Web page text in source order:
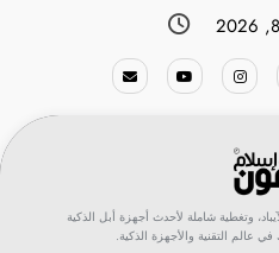
وتغطية شاملة لأحدث أجهزة أبل الذكية
عالم التقنية والأجهزة الذكية.